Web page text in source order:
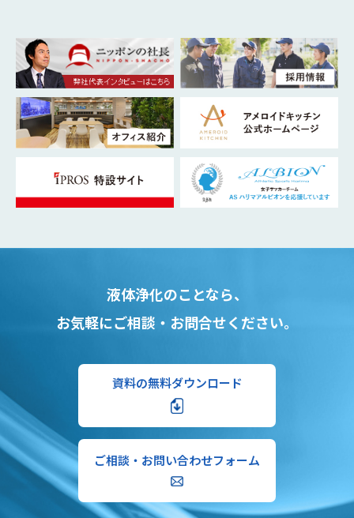
液体浄化のことなら、
お気軽にご相談・お問合せください。
資料の無料ダウンロード
ご相談・お問い合わせフォーム